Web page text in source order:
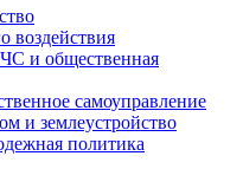
воздействия
и общественная
самоуправление
и землеустройство
политика